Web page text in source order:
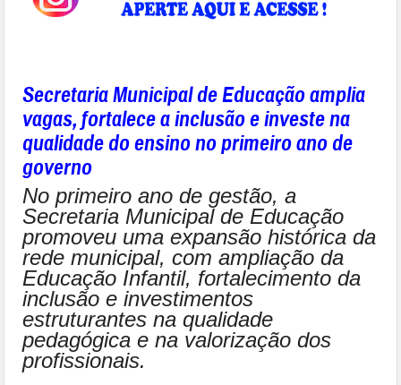
Secretaria Municipal de Educação amplia
vagas, fortalece a inclusão e investe na
qualidade do ensino no primeiro ano de
governo
No primeiro ano de gestão, a
Secretaria Municipal de Educação
promoveu uma expansão histórica da
rede municipal, com ampliação da
Educação Infantil, fortalecimento da
inclusão e investimentos
estruturantes na qualidade
pedagógica e na valorização dos
profissionais.